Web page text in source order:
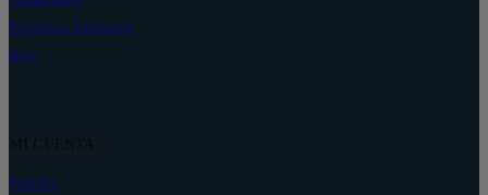
Preguntas frecuentes
Blog
Pedidos